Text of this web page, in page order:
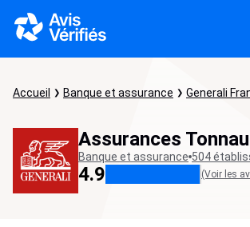
Accueil Banque et assurance Generali
Assurances
Banque et assurance 504
4.9 (Voir les